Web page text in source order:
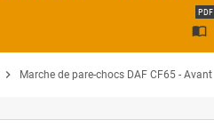
import_contacts
PDF
chevron_right Marche de pare-chocs DAF CF65 - Avant